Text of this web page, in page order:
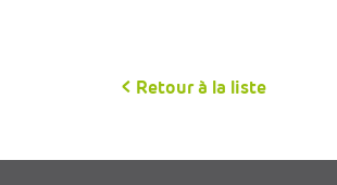
< Retour à la liste